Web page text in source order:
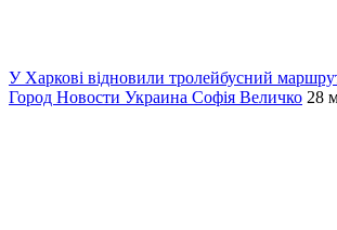
У Харкові відновили тролейбусний
Город Новости Украина Софія Величко 28